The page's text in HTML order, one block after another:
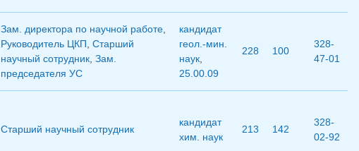
Зам. директора по научной работе,
Руководитель ЦКП, Старший
научный сотрудник, Зам.
председателя УС
кандидат
геол.-мин.
наук,
25.00.09
228 100
328-
47-01
Старший научный сотрудник
кандидат
хим. наук
213 142
328-
02-92